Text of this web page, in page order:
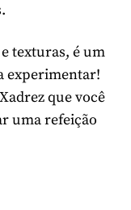
texturas, é um
experimentar!
que você
uma refeição